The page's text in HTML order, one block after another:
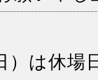
）は休場